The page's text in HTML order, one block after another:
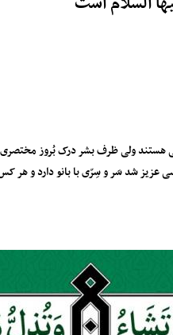
ولی ظرف بشر درک بُروز مختصری
شد سَر و سِرّی با بانو دارد و هر